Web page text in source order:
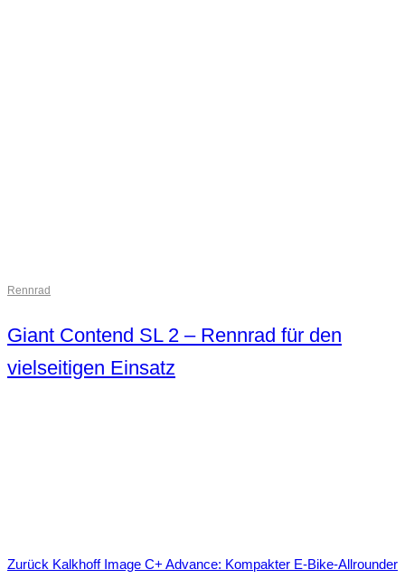
Rennrad
Giant Contend SL 2 – Rennrad für den
vielseitigen Einsatz
Zurück Kalkhoff Image C+ Advance: Kompakter E-Bike-Allrounder